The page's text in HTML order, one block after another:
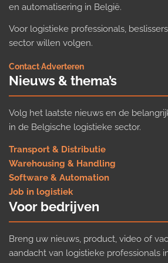
en automatisering in België.
Voor logistieke professionals,
sector willen volgen.
Contact·Adverteren
Nieuws & thema’s
Volg het laatste nieuws en de
in de Belgische logistieke sector.
Transport & Distributie
Warehousing & Handling
Software & Automation
Job in logistiek
Voor bedrijven
Breng uw nieuws, product, video of
aandacht van logistieke professionals